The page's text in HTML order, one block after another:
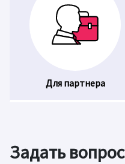
Для партнера
Задать вопрос